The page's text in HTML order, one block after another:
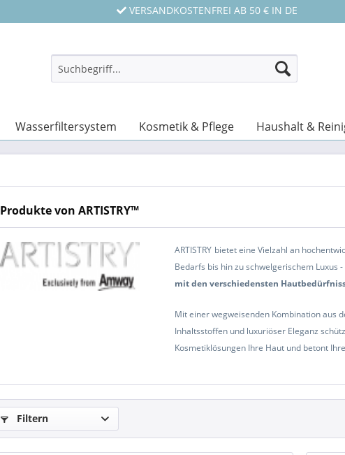
VERSANDKOSTENFREI AB 50 € IN DE
Wasserfiltersystem Kosmetik & Pflege Haushalt &
Produkte von ARTISTRY™
ARTISTRY bietet eine Vielzahl an
Bedarfs bis hin zu schwelgerischem Luxus
mit den verschiedensten
Mit einer wegweisenden Kombination aus
Inhaltsstoffen und luxuriöser Eleganz
Kosmetiklösungen Ihre Haut und betont
Filtern